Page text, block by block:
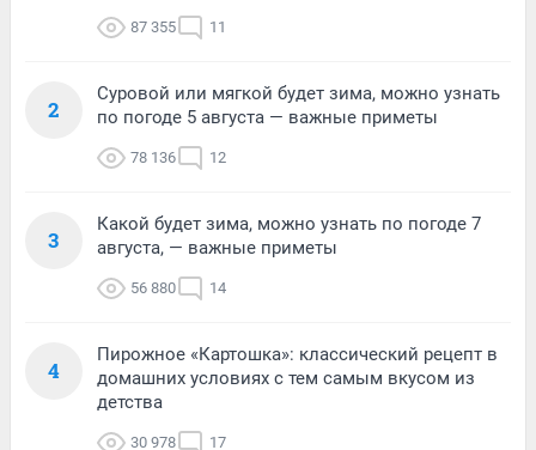
87 355 11
2
Суровой или мягкой будет зима, можно узнать
по погоде 5 августа — важные приметы
78 136 12
3
Какой будет зима, можно узнать по погоде 7
августа, — важные приметы
56 880 14
4
Пирожное «Картошка»: классический рецепт в
домашних условиях с тем самым вкусом из
детства
30 978 17